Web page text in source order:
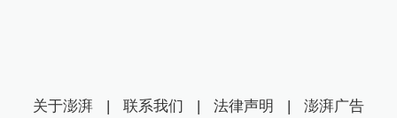
关于澎湃 | 联系我们 | 法律声明 | 澎湃广告